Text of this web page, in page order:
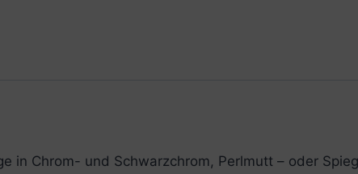
in Chrom- und Schwarzchrom, Perlmutt – oder